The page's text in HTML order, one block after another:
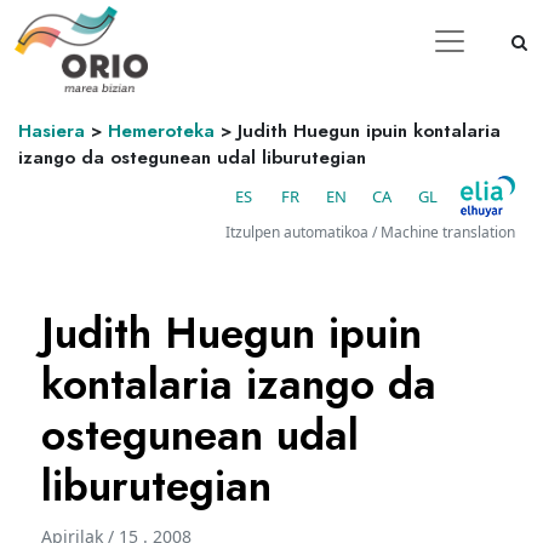
Hasiera > Hemeroteka >Judith Huegun ipuin kontalaria
izango da ostegunean udal liburutegian
ES FR EN CA GL
Itzulpen automatikoa / Machine translation
Judith Huegun ipuin
kontalaria izango da
ostegunean udal
liburutegian
Apirilak / 15 . 2008